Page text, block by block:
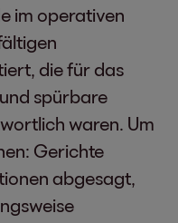
im operativen
die für das
spürbare
waren. Um
Gerichte
abgesagt,